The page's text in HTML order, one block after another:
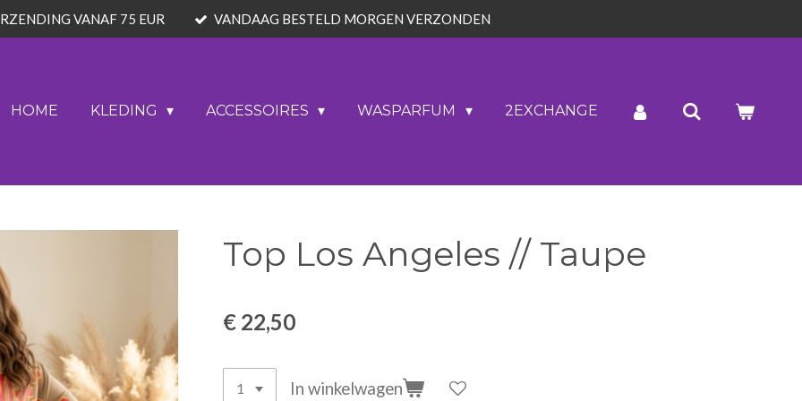
VANAF 75 EUR VANDAAG BESTELD MORGEN VERZONDEN
HOME KLEDING ACCESSOIRES WASPARFUM 2EXCHANGE
Top Los Angeles // Taupe
€ 22,50
In winkelwagen